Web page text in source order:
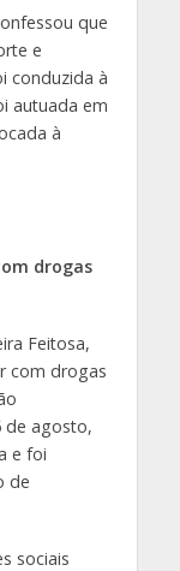
que
e
conduzida à
autuada em
à
drogas
Feitosa,
com drogas
de agosto,
e foi
de
sociais